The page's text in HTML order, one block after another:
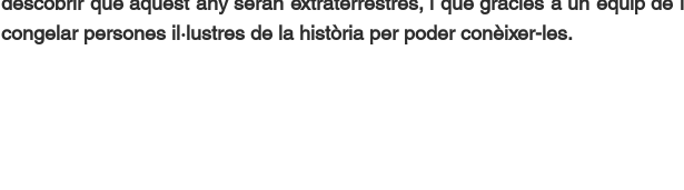
congelar persones il·lustres de la història per poder conèixer-les.